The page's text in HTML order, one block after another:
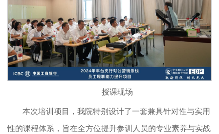
授课现场
本次培训项目，我院特别设计了一套兼具针对性与实用
性的课程体系，旨在全方位提升参训人员的专业素养与实战